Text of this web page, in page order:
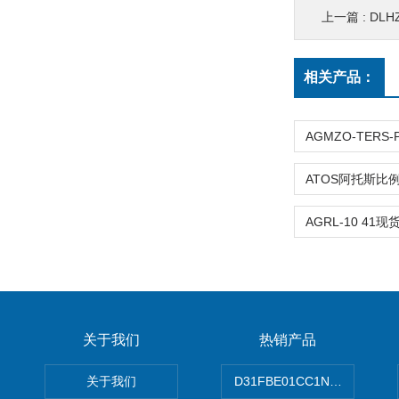
上一篇 :
相关产品：
关于我们
关于我们
热销产品